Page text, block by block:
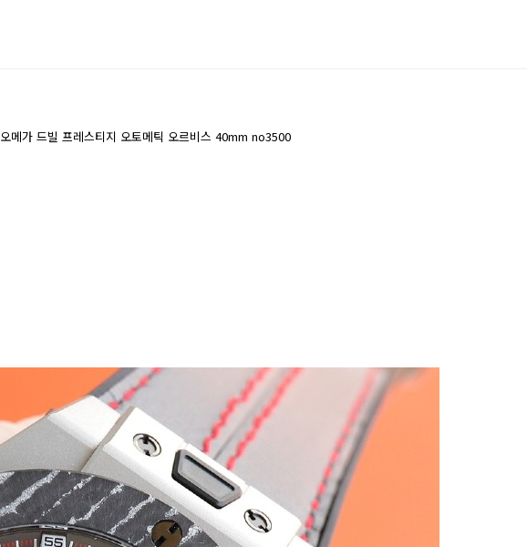
오메가 드빌 프레스티지 오토메틱 오르비스 40mm no3500